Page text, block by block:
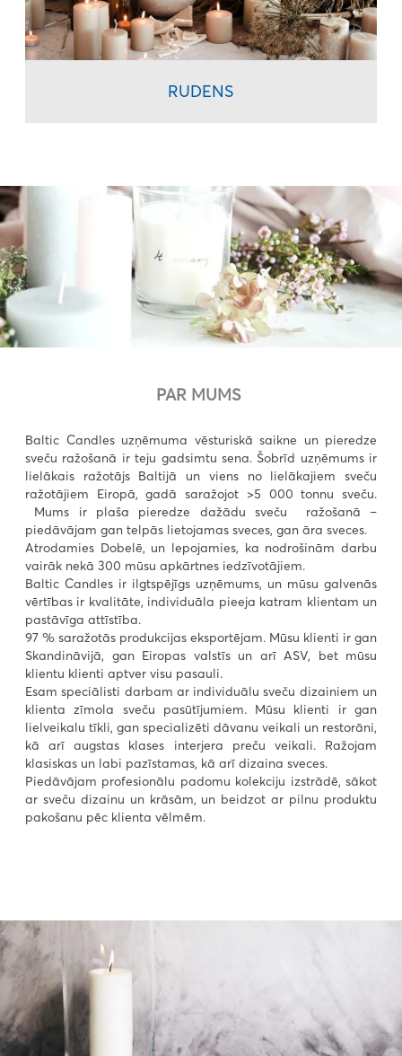
RUDENS
PAR MUMS
Baltic Candles uzņēmuma vēsturiskā saikne un pieredze
sveču ražošanā ir teju gadsimtu sena. Šobrīd uzņēmums ir
lielākais ražotājs Baltijā un viens no lielākajiem sveču
ražotājiem Eiropā, gadā saražojot >5 000 tonnu sveču.
Mums ir plaša pieredze dažādu sveču ražošanā –
piedāvājam gan telpās lietojamas sveces, gan āra sveces.
Atrodamies Dobelē, un lepojamies, ka nodrošinām darbu
vairāk nekā 300 mūsu apkārtnes iedzīvotājiem.
Baltic Candles ir ilgtspējīgs uzņēmums, un mūsu galvenās
vērtības ir kvalitāte, individuāla pieeja katram klientam un
pastāvīga attīstība.
97 % saražotās produkcijas eksportējam. Mūsu klienti ir gan
Skandināvijā, gan Eiropas valstīs un arī ASV, bet mūsu
klientu klienti aptver visu pasauli.
Esam speciālisti darbam ar individuālu sveču dizainiem un
klienta zīmola sveču pasūtījumiem. Mūsu klienti ir gan
lielveikalu tīkli, gan specializēti dāvanu veikali un restorāni,
kā arī augstas klases interjera preču veikali. Ražojam
klasiskas un labi pazīstamas, kā arī dizaina sveces.
Piedāvājam profesionālu padomu kolekciju izstrādē, sākot
ar sveču dizainu un krāsām, un beidzot ar pilnu produktu
pakošanu pēc klienta vēlmēm.